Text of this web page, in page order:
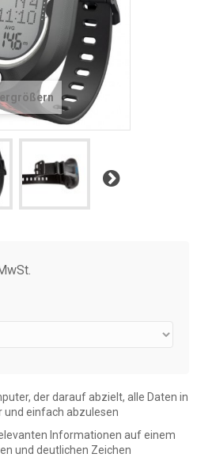
Weiter
der darauf abzielt, alle Daten in
und einfach abzulesen
Informationen auf einem
und deutlichen Zeichen